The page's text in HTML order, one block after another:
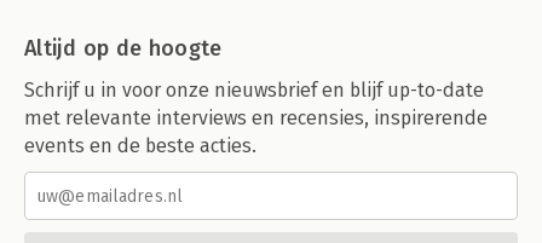
Altijd op de hoogte
Schrijf u in voor onze nieuwsbrief en blijf up-to-date
met relevante interviews en recensies, inspirerende
events en de beste acties.